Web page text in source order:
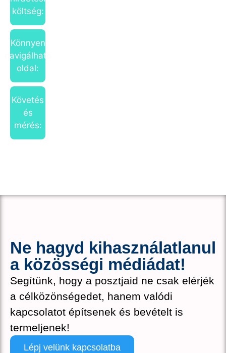
költség:
Könnyen
navigálható
oldal:
Követés
és
mérés:
Ne hagyd kihasználatlanul
a közösségi médiádat!
Segítünk, hogy a posztjaid ne csak elérjék
a célközönségedet, hanem valódi
kapcsolatot építsenek és bevételt is
termeljenek!
Lépj velünk kapcsolatba